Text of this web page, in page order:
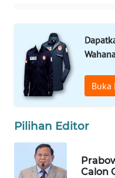
Buka
Pilihan Editor
Calon
WAHANA
SELEB
WAHANA
PERSONA
OTOMOTIF
WAHANA
HEALTH